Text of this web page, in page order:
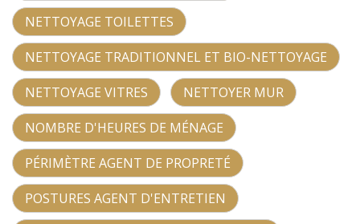
NETTOYAGE TOILETTES
NETTOYAGE TRADITIONNEL ET BIO-NETTOYAGE
NETTOYAGE VITRES
NETTOYER MUR
NOMBRE D'HEURES DE MÉNAGE
PÉRIMÈTRE AGENT DE PROPRETÉ
POSTURES AGENT D'ENTRETIEN